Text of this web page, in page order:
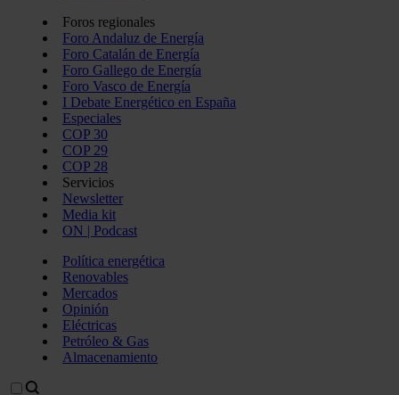
Foros regionales
Foro Andaluz de Energía
Foro Catalán de Energía
Foro Gallego de Energía
Foro Vasco de Energía
I Debate Energético en España
Especiales
COP 30
COP 29
COP 28
Servicios
Newsletter
Media kit
ON | Podcast
Política energética
Renovables
Mercados
Opinión
Eléctricas
Petróleo & Gas
Almacenamiento